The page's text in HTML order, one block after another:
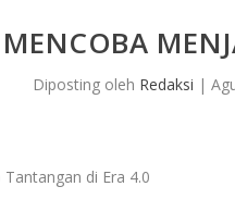
Diposting oleh Redaksi |